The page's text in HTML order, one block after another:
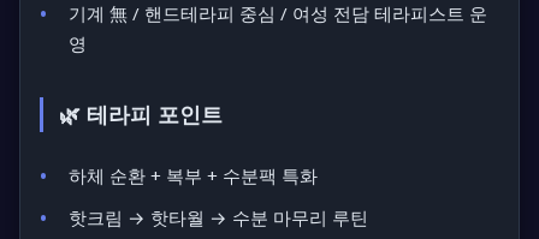
기계 無 / 핸드테라피 중심 / 여성 전담 테라피스트 운
영
🌿 테라피 포인트
하체 순환 + 복부 + 수분팩 특화
핫크림 → 핫타월 → 수분 마무리 루틴